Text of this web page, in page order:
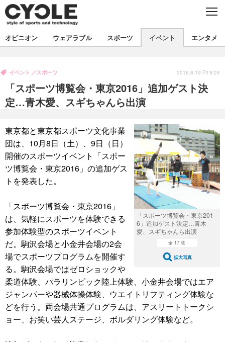
C
E
製品/用品
飲食
バックナンバー
コラム
インプレ
ボイス
デバイス
ビジネス
国内
スポーツ
選手
写真
動画
試乗会
スポーツ
ツアー
文化
芸能
出版／映画
話題
ファッション
写真
動画
ライフ
社会
政治
オピニオン ウェアラブル スポーツ イベント エンタメ
「スポーツ博覧会・東京2016」追加ゲスト決
定…青木愛、スギちゃんら出演
イベント スポーツ 2016.8.19 Fri 9:24
「スポーツ博覧会・東京201
6」追加ゲスト決定…青木
愛、スギちゃんら出演
全 17 枚
拡大写真
東京都と東京都スポーツ文化事業
団は、10月8日（土）、9日（日）
開催のスポーツイベント「スポー
ツ博覧会・東京2016」の追加ゲス
トを発表した。
「スポーツ博覧会・東京2016」
は、気軽にスポーツを体験できる
参加体験型のスポーツイベント
だ。駒沢会場と小金井会場の2会
場でスポーツプログラムを開催す
る。駒沢会場ではゼロショックや
柔道体験、パラリンピック陸上体験、小金井会場ではエア
ジャンパーや器械体操体験、ウエイトリフティング体験な
どを行う。両会場共通プログラムは、アスリートトークシ
ョー、お笑い芸人ステージ、ボルダリング体験など。